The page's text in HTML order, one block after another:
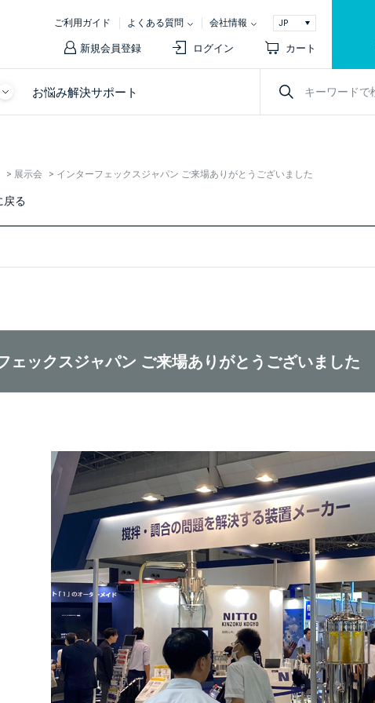
ご利用ガイド よくある質問 会社情報
新規会員登録 ログイン カート
お悩み解決サポート
> 展示会 > インターフェックスジャパン ご来場ありがとうございました
戻る
ェックスジャパン ご来場ありがとうございました